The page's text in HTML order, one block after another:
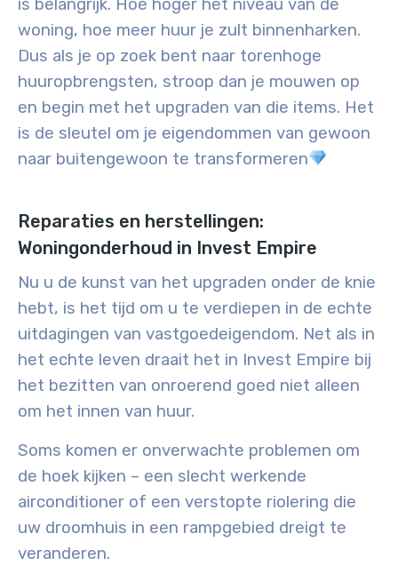
is belangrijk. Hoe hoger het niveau van de
woning, hoe meer huur je zult binnenharken.
Dus als je op zoek bent naar torenhoge
huuropbrengsten, stroop dan je mouwen op
en begin met het upgraden van die items. Het
is de sleutel om je eigendommen van gewoon
naar buitengewoon te transformeren
Reparaties en herstellingen:
Woningonderhoud in Invest Empire
Nu u de kunst van het upgraden onder de knie
hebt, is het tijd om u te verdiepen in de echte
uitdagingen van vastgoedeigendom. Net als in
het echte leven draait het in Invest Empire bij
het bezitten van onroerend goed niet alleen
om het innen van huur.
Soms komen er onverwachte problemen om
de hoek kijken – een slecht werkende
airconditioner of een verstopte riolering die
uw droomhuis in een rampgebied dreigt te
veranderen.